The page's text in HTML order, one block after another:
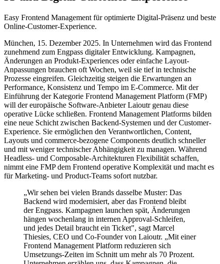
Easy Frontend Management für optimierte Digital-Präsenz und beste
Online-Customer-Experience.
München, 15. Dezember 2025. In Unternehmen wird das Frontend
zunehmend zum Engpass digitaler Entwicklung. Kampagnen,
Änderungen an Produkt-Experiences oder einfache Layout-
Anpassungen brauchen oft Wochen, weil sie tief in technische
Prozesse eingreifen. Gleichzeitig steigen die Erwartungen an
Performance, Konsistenz und Tempo im E-Commerce. Mit der
Einführung der Kategorie Frontend Management Platform (FMP)
will der europäische Software-Anbieter Laioutr genau diese
operative Lücke schließen. Frontend Management Platforms bilden
eine neue Schicht zwischen Backend-Systemen und der Customer-
Experience. Sie ermöglichen den Verantwortlichen, Content,
Layouts und commerce-bezogene Components deutlich schneller
und mit weniger technischer Abhängigkeit zu managen. Während
Headless- und Composable-Architekturen Flexibilität schaffen,
nimmt eine FMP dem Frontend operative Komplexität und macht es
für Marketing- und Product-Teams sofort nutzbar.
„Wir sehen bei vielen Brands dasselbe Muster: Das
Backend wird modernisiert, aber das Frontend bleibt
der Engpass. Kampagnen launchen spät, Änderungen
hängen wochenlang in internen Approval-Schleifen,
und jedes Detail braucht ein Ticket", sagt Marcel
Thiesies, CEO und Co-Founder von Laioutr. „Mit einer
Frontend Management Platform reduzieren sich
Umsetzungs-Zeiten im Schnitt um mehr als 70 Prozent.